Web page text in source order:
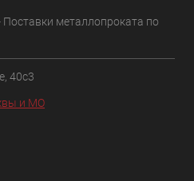
металлопроката по
40с3
и МО